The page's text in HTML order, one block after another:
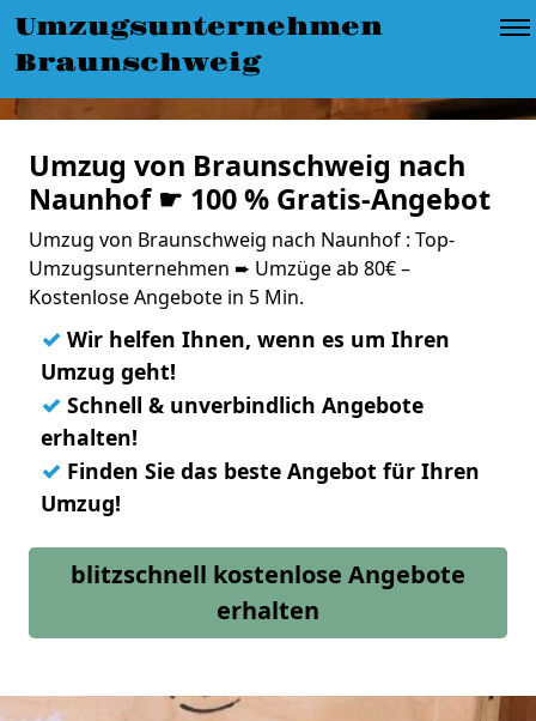
Umzugsunternehmen
Braunschweig
Umzug von Braunschweig nach
Naunhof ☛ 100 % Gratis-Angebot
Umzug von Braunschweig nach Naunhof : Top-
Umzugsunternehmen ➨ Umzüge ab 80€ –
Kostenlose Angebote in 5 Min.
✓ Wir helfen Ihnen, wenn es um Ihren
Umzug geht!
✓ Schnell & unverbindlich Angebote
erhalten!
✓ Finden Sie das beste Angebot für Ihren
Umzug!
blitzschnell kostenlose Angebote
erhalten